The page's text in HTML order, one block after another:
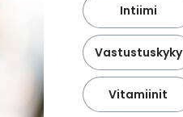
Intiimi
Vastustuskyky
Vitamiinit